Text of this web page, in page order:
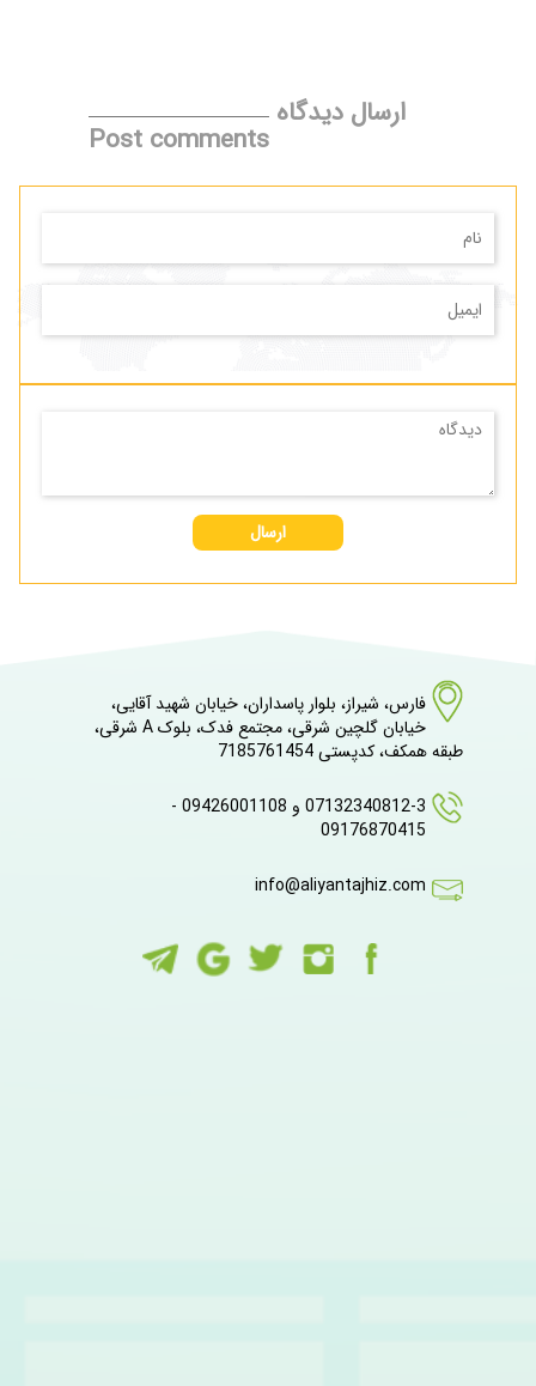
ارسال دیدگاه
Post comments
ارسال
فارس، شیراز، بلوار پاسداران، خیابان شهید آقایی،
خیابان گلچین شرقی، مجتمع فدک، بلوک A شرقی،
طبقه همکف، کدپستی 7185761454
07132340812-3 و 09426001108 -
09176870415
info@aliyantajhiz.com